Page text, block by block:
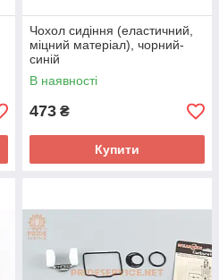
Чохол сидіння (еластичний,
міцний матеріал), чорний-
синій
В наявності
473 ₴
Купити